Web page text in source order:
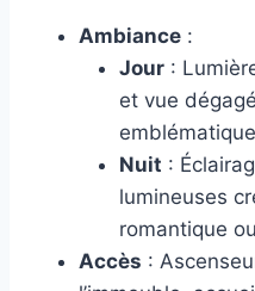
Ambiance :
Jour :
et vue
Nuit :
lumineuses
romantique
Accès :